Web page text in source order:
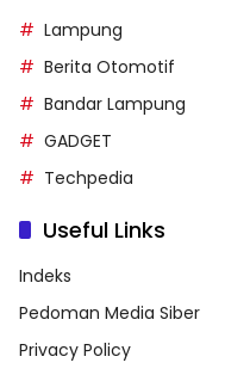
Lampung
Berita Otomotif
Bandar Lampung
GADGET
Techpedia
Useful Links
Indeks
Pedoman Media Siber
Privacy Policy